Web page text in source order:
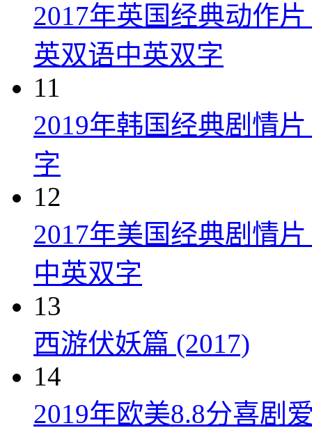
2017年英国经典动作
英双语中英双字
11
2019年韩国经典剧情
字
12
2017年美国经典剧情
中英双字
13
西游伏妖篇 (2017)
14
2019年欧美8.8分喜剧